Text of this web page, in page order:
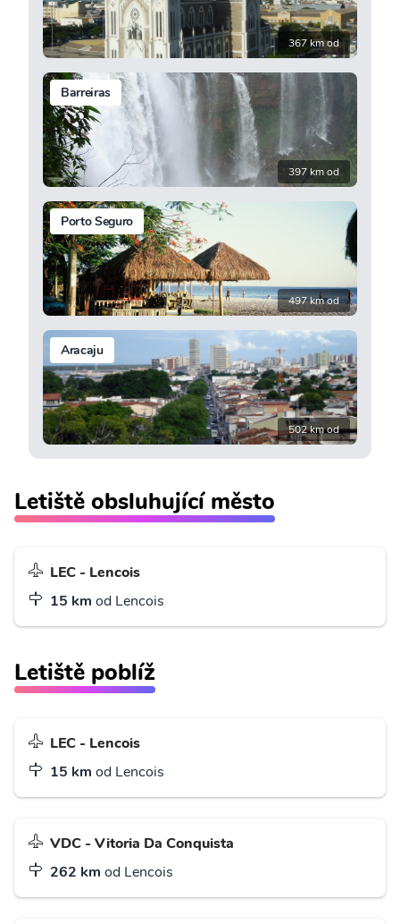
367 km od
Barreiras
397 km od
Porto Seguro
497 km od
Aracaju
502 km od
Letiště obsluhující město
LEC - Lencois
15 km od Lencois
Letiště poblíž
LEC - Lencois
15 km od Lencois
VDC - Vitoria Da Conquista
262 km od Lencois